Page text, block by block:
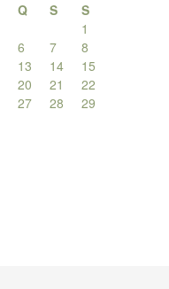
Q S
S
1
6 7
8
13 14
15
20 21
22
27 28
29